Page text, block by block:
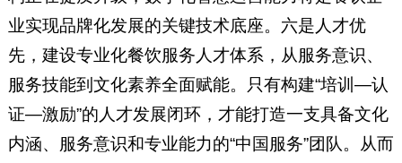
业实现品牌化发展的关键技术底座。六是人才优
先，建设专业化餐饮服务人才体系，从服务意识、
服务技能到文化素养全面赋能。只有构建“培训—认
证—激励”的人才发展闭环，才能打造一支具备文化
内涵、服务意识和专业能力的“中国服务”团队。从而